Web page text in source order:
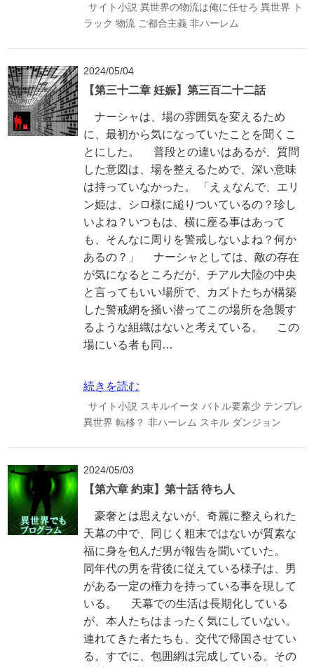
サイト小説 異世界の物流は俺に任せろ 異世界
ト
ラック 物流 ご都合主義 非ハーレム
2024/05/04
【第三十二章 妊娠】第三百二十二話
ナーシャは、場の雰囲気を変えるため
に、最初から気になっていたことを聞くこ
とにした。 普段との違いはあるが、質問
した意図は、場を整えるためで、深い意味
は持っていなかった。 「えぇなんで、エリ
ン姫は、シロ様に縋りついているの？珍し
いよね？いつもは、横に座る事はあって
も、そんなに周りを警戒しないよね？何か
あるの？」 ナーシャとしては、敵の存在
が気になるところだが、チアル大陸の中央
と言ってもいい場所で、カズトたちが構築
した警戒網を掻い潜ってこの場所を急襲す
るような組織はないと考えている。 この
場にいる者も同…
続きを読む
サイト小説 スキルイータ バトル要素少 テンプレ
異世界 転移？ 非ハーレム スキル ダンジョン
2024/05/03
【第六章 約束】第十話 待ち人
豪奢とは思えないが、奇麗に整えられた
天幕の中で、同じく粗末ではないが質素な
福に身を包んだ男が報告を聞いていた。
同年代の男を背後に従えている様子は、男
がある一定の権力を持っている事を現して
いる。 天幕での生活は長期化している
が、本人たちはまったく気にしていない。
連れてきた者たちも、交代で帰国させてい
る。すでに、包囲網は完成している。その